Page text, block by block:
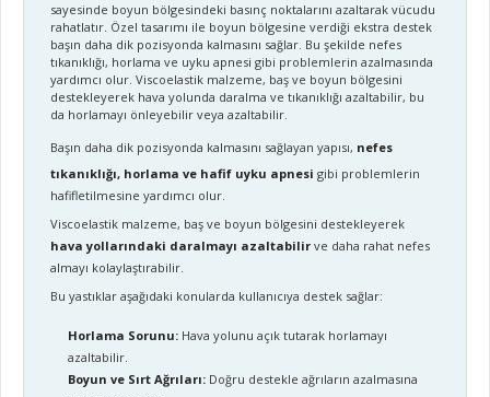
sayesinde boyun bölgesindeki basınç noktalarını azaltarak vücudu
rahatlatır. Özel tasarımı ile boyun bölgesine verdiği ekstra destek
başın daha dik pozisyonda kalmasını sağlar. Bu şekilde nefes
tıkanıklığı, horlama ve uyku apnesi gibi problemlerin azalmasında
yardımcı olur. Viscoelastik malzeme, baş ve boyun bölgesini
destekleyerek hava yolunda daralma ve tıkanıklığı azaltabilir, bu
da horlamayı önleyebilir veya azaltabilir.
Başın daha dik pozisyonda kalmasını sağlayan yapısı, nefes
tıkanıklığı, horlama ve hafif uyku apnesi gibi problemlerin
hafifletilmesine yardımcı olur.
Viscoelastik malzeme, baş ve boyun bölgesini destekleyerek
hava yollarındaki daralmayı azaltabilir ve daha rahat nefes
almayı kolaylaştırabilir.
Bu yastıklar aşağıdaki konularda kullanıcıya destek sağlar:
Horlama Sorunu: Hava yolunu açık tutarak horlamayı
azaltabilir.
Boyun ve Sırt Ağrıları: Doğru destekle ağrıların azalmasına